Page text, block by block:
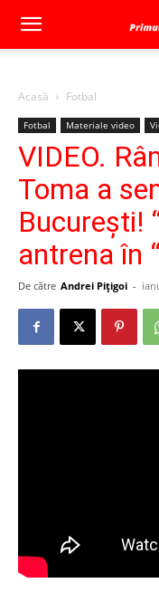
Acasă Fotbal
Fotbal Materiale video
VIDEO.
Toma a
Bucureşti!
antrena în
De către Andrei Pițigoi -